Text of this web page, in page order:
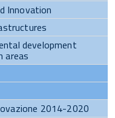
Innovation
development
areas
2014-2020